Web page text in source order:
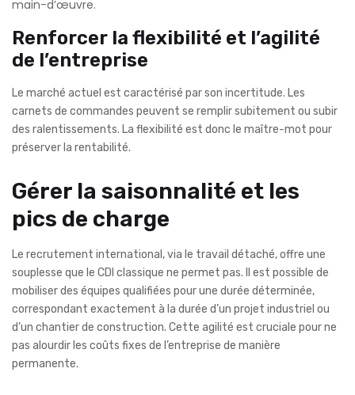
main-d’œuvre.
Renforcer la flexibilité et l’agilité
de l’entreprise
Le marché actuel est caractérisé par son incertitude. Les
carnets de commandes peuvent se remplir subitement ou subir
des ralentissements. La flexibilité est donc le maître-mot pour
préserver la rentabilité.
Gérer la saisonnalité et les
pics de charge
Le recrutement international, via le travail détaché, offre une
souplesse que le CDI classique ne permet pas. Il est possible de
mobiliser des équipes qualifiées pour une durée déterminée,
correspondant exactement à la durée d’un projet industriel ou
d’un chantier de construction. Cette agilité est cruciale pour ne
pas alourdir les coûts fixes de l’entreprise de manière
permanente.